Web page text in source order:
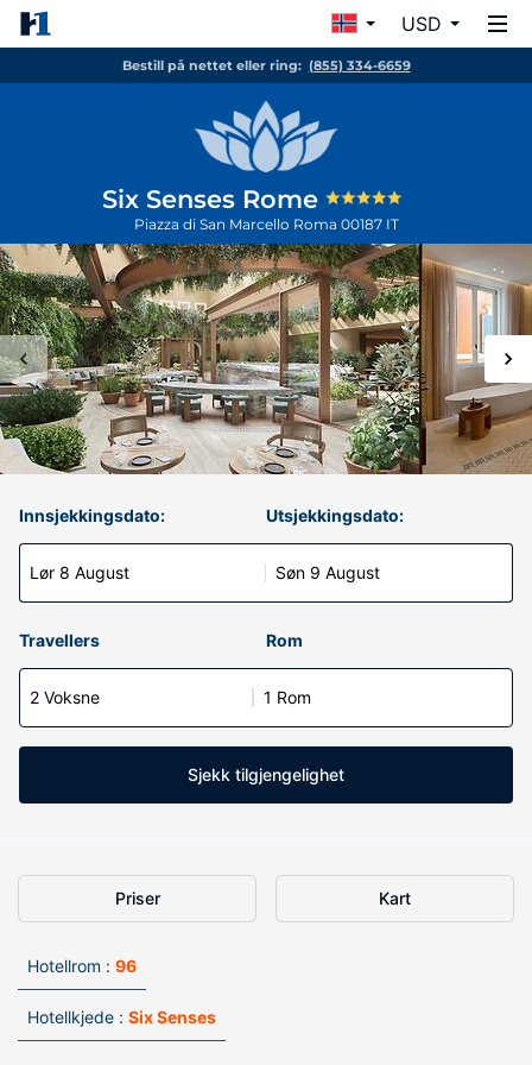
USD
Bestill på nettet eller ring: (855) 334-6659
Six Senses Rome
Piazza di San Marcello Roma 00187 IT
Innsjekkingsdato:
Lør 8 August
Utsjekkingsdato:
Søn 9 August
Travellers Rom
2 Voksne 1 Rom
Sjekk tilgjengelighet
Priser Kart
Hotellrom : 96
Hotellkjede : Six Senses